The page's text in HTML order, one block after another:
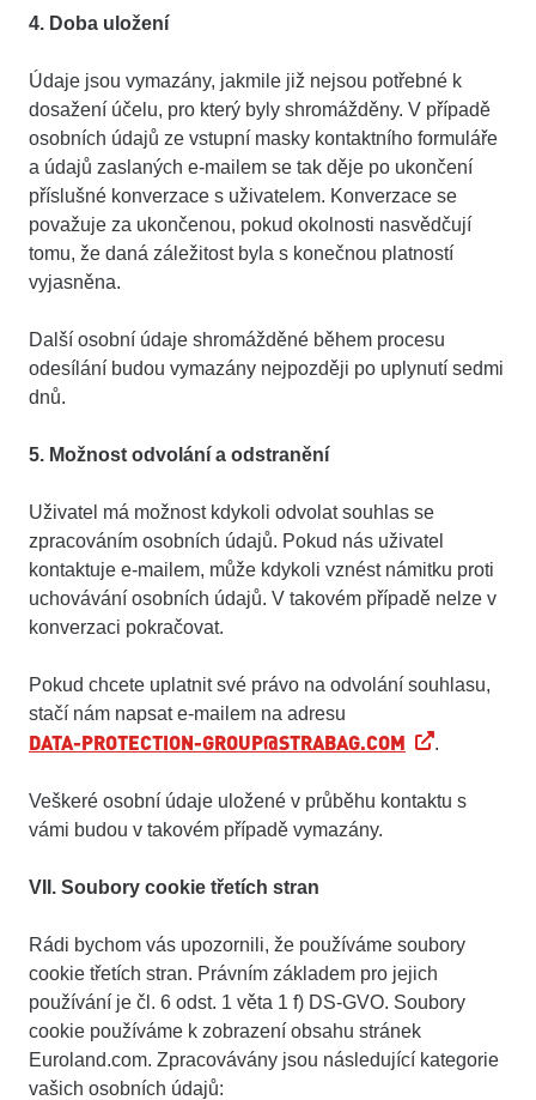
4. Doba uložení
Údaje jsou vymazány, jakmile již nejsou potřebné k
dosažení účelu, pro který byly shromážděny. V případě
osobních údajů ze vstupní masky kontaktního formuláře
a údajů zaslaných e-mailem se tak děje po ukončení
příslušné konverzace s uživatelem. Konverzace se
považuje za ukončenou, pokud okolnosti nasvědčují
tomu, že daná záležitost byla s konečnou platností
vyjasněna.
Další osobní údaje shromážděné během procesu
odesílání budou vymazány nejpozději po uplynutí sedmi
dnů.
5. Možnost odvolání a odstranění
Uživatel má možnost kdykoli odvolat souhlas se
zpracováním osobních údajů. Pokud nás uživatel
kontaktuje e-mailem, může kdykoli vznést námitku proti
uchovávání osobních údajů. V takovém případě nelze v
konverzaci pokračovat.
Pokud chcete uplatnit své právo na odvolání souhlasu,
stačí nám napsat e-mailem na adresu
DATA-PROTECTION-GROUP@STRABAG.COM .
Veškeré osobní údaje uložené v průběhu kontaktu s
vámi budou v takovém případě vymazány.
VII. Soubory cookie třetích stran
Rádi bychom vás upozornili, že používáme soubory
cookie třetích stran. Právním základem pro jejich
používání je čl. 6 odst. 1 věta 1 f) DS-GVO. Soubory
cookie používáme k zobrazení obsahu stránek
Euroland.com. Zpracovávány jsou následující kategorie
vašich osobních údajů: